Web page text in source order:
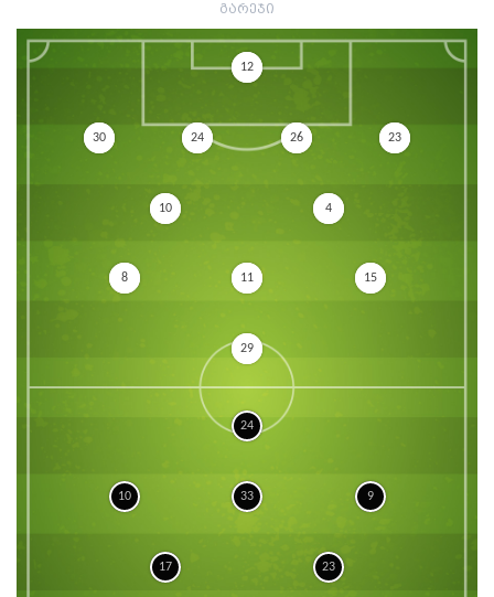
გარეჯი
12
30 24 26 23
10 4
8 11 15
29
23
17
9
33
10
24